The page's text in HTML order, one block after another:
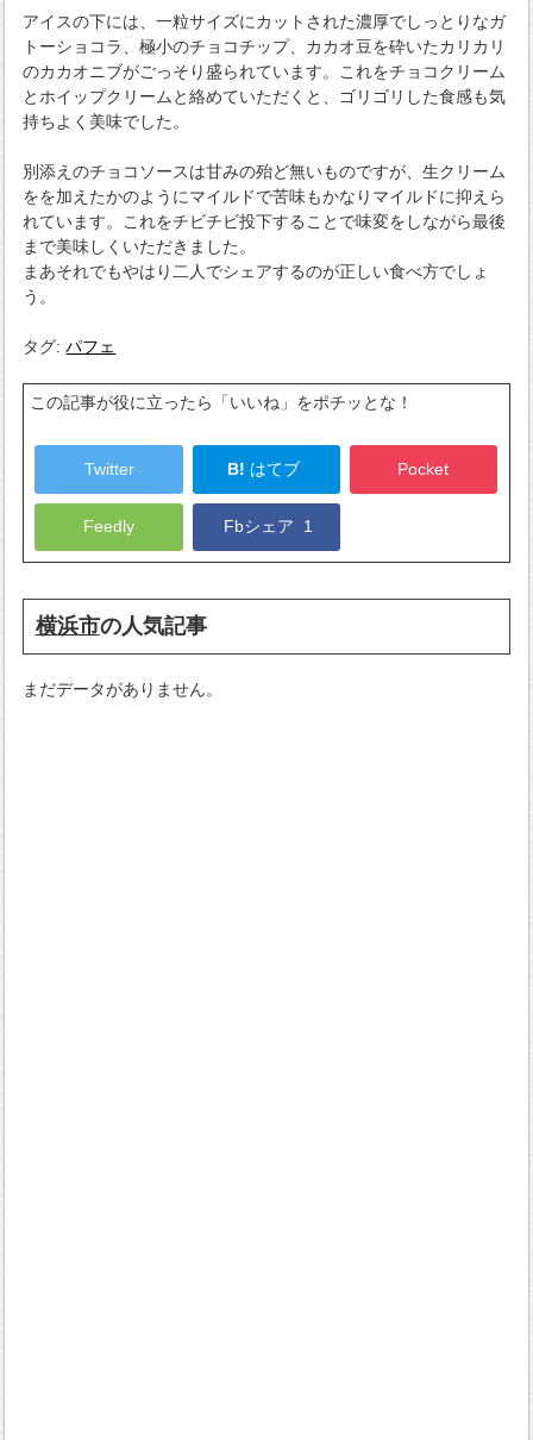
アイスの下には、一粒サイズにカットされた濃厚でしっとりなガ
トーショコラ、極小のチョコチップ、カカオ豆を砕いたカリカリ
のカカオニブがごっそり盛られています。これをチョコクリーム
とホイップクリームと絡めていただくと、ゴリゴリした食感も気
持ちよく美味でした。
別添えのチョコソースは甘みの殆ど無いものですが、生クリーム
をを加えたかのようにマイルドで苦味もかなりマイルドに抑えら
れています。これをチビチビ投下することで味変をしながら最後
まで美味しくいただきました。
まあそれでもやはり二人でシェアするのが正しい食べ方でしょ
う。
タグ:パフェ
この記事が役に立ったら「いいね」をポチッとな！
Twitter B! はてブ Pocket
Feedly Fbシェア 1
横浜市の人気記事
まだデータがありません。